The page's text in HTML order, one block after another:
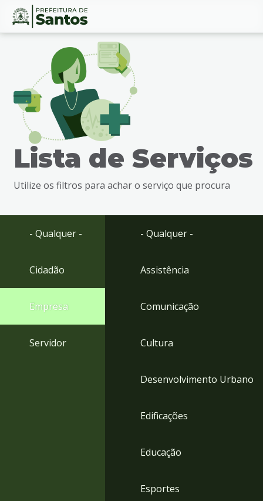
Ir
busca
Ir
Conteúdo
Lista de Serviços
Utilize os filtros para achar o serviço que procura
- Qualquer -
Cidadão
Empresa
Servidor
- Qualquer -
Assistência
Comunicação
Cultura
Desenvolvimento Urbano
Edificações
Educação
Esportes